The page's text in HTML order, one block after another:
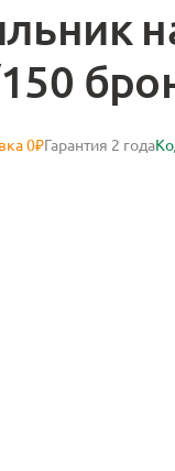
0₽Гарантия 2 года